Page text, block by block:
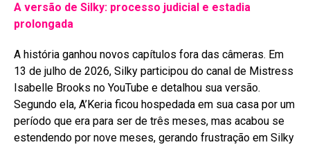
A versão de Silky: processo judicial e estadia
prolongada
A história ganhou novos capítulos fora das câmeras. Em
13 de julho de 2026, Silky participou do canal de Mistress
Isabelle Brooks no YouTube e detalhou sua versão.
Segundo ela, A’Keria ficou hospedada em sua casa por um
período que era para ser de três meses, mas acabou se
estendendo por nove meses, gerando frustração em Silky